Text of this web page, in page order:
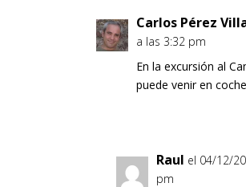
Carlos Pérez
a las 3:32 pm
En la excursión al
puede venir en coche
Raul el 04/12/
pm